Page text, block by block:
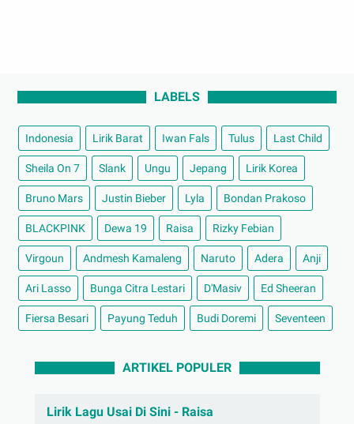
LABELS
Indonesia Lirik Barat Iwan Fals Tulus Last Child
Sheila On 7 Slank Ungu Jepang Lirik Korea
Bruno Mars Justin Bieber Lyla Bondan Prakoso
BLACKPINK Dewa 19 Raisa Rizky Febian
Virgoun Andmesh Kamaleng Naruto Adera Anji
Ari Lasso Bunga Citra Lestari D'Masiv Ed Sheeran
Fiersa Besari Payung Teduh Budi Doremi Seventeen
ARTIKEL POPULER
Lirik Lagu Usai Di Sini - Raisa